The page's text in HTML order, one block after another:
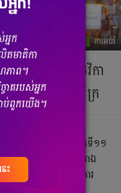
ការអប់រំ
អប់រំ» រៃអង្គាស​ថវិកា​
រ​របស់​កុមារ​ក្រីក្រ
ល់​ថា​ PSE​ នៅ​រសៀល​ថ្ងៃ​ទី១១​
រំ»​ នៅ​ក្នុង​បរិវេណ​សាលា​ឯ​
ជួយ​ដល់​ការ​ហូបចុក​ និង​ការ
ក់​ដែល​កំពុង​សិក្សា។​
ះ